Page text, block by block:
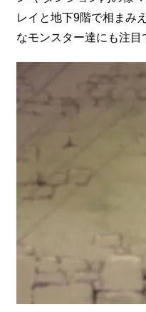
レイと地下9階で相まみ
なモンスター達にも注目